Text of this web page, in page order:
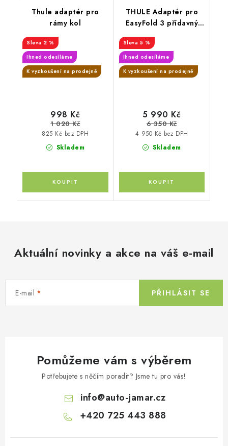
Thule adaptér pro
rámy kol
2 %
Ihned odesíláme
K vyzkoušení na prodejně
Skladem
825 Kč bez DPH
998 Kč
1 020 Kč
THULE Adaptér pro
EasyFold 3 přídavný
adaptér pro rozšíření o
další kolo
5 %
Ihned odesíláme
K vyzkoušení na prodejně
Skladem
4 950 Kč bez DPH
5 990 Kč
6 350 Kč
Aktuální novinky a akce na váš e-mail
E-mail PŘIHLÁSIT SE
Pomůžeme vám s výběrem
Potřebujete s něčím poradit? Jsme tu pro vás!
info@auto-jamar.cz
+420 725 443 888